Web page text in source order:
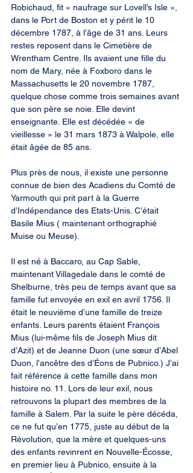
Robichaud, fit « naufrage sur Lovell’s Isle »,
dans le Port de Boston et y périt le 10
décembre 1787, à l’âge de 31 ans. Leurs
restes reposent dans le Cimetière de
Wrentham Centre. Ils avaient une fille du
nom de Mary, née à Foxboro dans le
Massachusetts le 20 novembre 1787,
quelque chose comme trois semaines avant
que son père se noie. Elle devint
enseignante. Elle est décédée « de
vieillesse » le 31 mars 1873 à Walpole, elle
était âgée de 85 ans.
Plus près de nous, il existe une personne
connue de bien des Acadiens du Comté de
Yarmouth qui prit part à la Guerre
d’Indépendance des Etats-Unis. C’était
Basile Mius ( maintenant orthographié
Muise ou Meuse).
Il est né à Baccaro, au Cap Sable,
maintenant Villagedale dans le comté de
Shelburne, très peu de temps avant que sa
famille fut envoyée en exil en avril 1756. Il
était le neuvième d’une famille de treize
enfants. Leurs parents étaient François
Mius (lui-même fils de Joseph Mius dit
d’Azit) et de Jeanne Duon (une sœur d’Abel
Duon, l’ancêtre des d’Éons de Pubnico.) J’ai
fait référence à cette famille dans mon
histoire no. 11. Lors de leur exil, nous
retrouvons la plupart des membres de la
famille à Salem. Par la suite le père décéda,
ce ne fut qu’en 1775, juste au début de la
Révolution, que la mère et quelques-uns
des enfants revinrent en Nouvelle-Écosse,
en premier lieu à Pubnico, ensuite à la